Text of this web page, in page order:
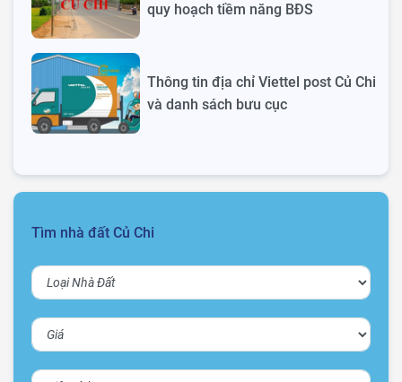
quy hoạch tiềm năng BĐS
Thông tin địa chỉ Viettel post Củ Chi
và danh sách bưu cục
Tìm nhà đất Củ Chi